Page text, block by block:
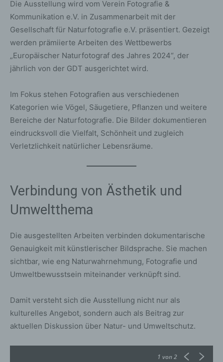
Die Ausstellung wird vom Verein Fotografie &
Kommunikation e.V. in Zusammenarbeit mit der
Gesellschaft für Naturfotografie e.V. präsentiert. Gezeigt
werden prämiierte Arbeiten des Wettbewerbs
„Europäischer Naturfotograf des Jahres 2024“, der
jährlich von der GDT ausgerichtet wird.
Im Fokus stehen Fotografien aus verschiedenen
Kategorien wie Vögel, Säugetiere, Pflanzen und weitere
Bereiche der Naturfotografie. Die Bilder dokumentieren
eindrucksvoll die Vielfalt, Schönheit und zugleich
Verletzlichkeit natürlicher Lebensräume.
Verbindung von Ästhetik und
Umweltthema
Die ausgestellten Arbeiten verbinden dokumentarische
Genauigkeit mit künstlerischer Bildsprache. Sie machen
sichtbar, wie eng Naturwahrnehmung, Fotografie und
Umweltbewusstsein miteinander verknüpft sind.
Damit versteht sich die Ausstellung nicht nur als
kulturelles Angebot, sondern auch als Beitrag zur
aktuellen Diskussion über Natur- und Umweltschutz.
1 von 2